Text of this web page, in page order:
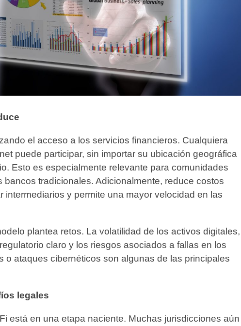
el acceso a los servicios financieros. Cualquiera
puede participar, sin importar su ubicación geográfica
Esto es especialmente relevante para comunidades
bancos tradicionales. Adicionalmente, reduce costos
intermediarios y permite una mayor velocidad en las
plantea retos. La volatilidad de los activos digitales,
claro y los riesgos asociados a fallas en los
o ataques cibernéticos son algunas de las principales
legales
está en una etapa naciente. Muchas jurisdicciones aún